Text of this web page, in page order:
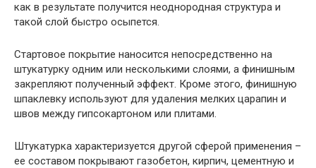
как в результате получится неоднородная структура и
такой слой быстро осыпется.
Стартовое покрытие наносится непосредственно на
штукатурку одним или несколькими слоями, а финишным
закрепляют полученный эффект. Кроме этого, финишную
шпаклевку используют для удаления мелких царапин и
швов между гипсокартоном или плитами.
Штукатурка характеризуется другой сферой применения –
ее составом покрывают газобетон, кирпич, цементную и